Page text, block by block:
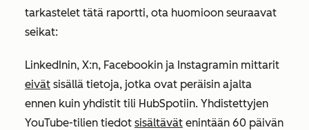
tarkastelet tätä raportti, ota huomioon seuraavat
seikat:
LinkedInin, X:n, Facebookin ja Instagramin mittarit
eivät sisällä tietoja, jotka ovat peräisin ajalta
ennen kuin yhdistit tili HubSpotiin. Yhdistettyjen
YouTube-tilien tiedot sisältävät enintään 60 päivän